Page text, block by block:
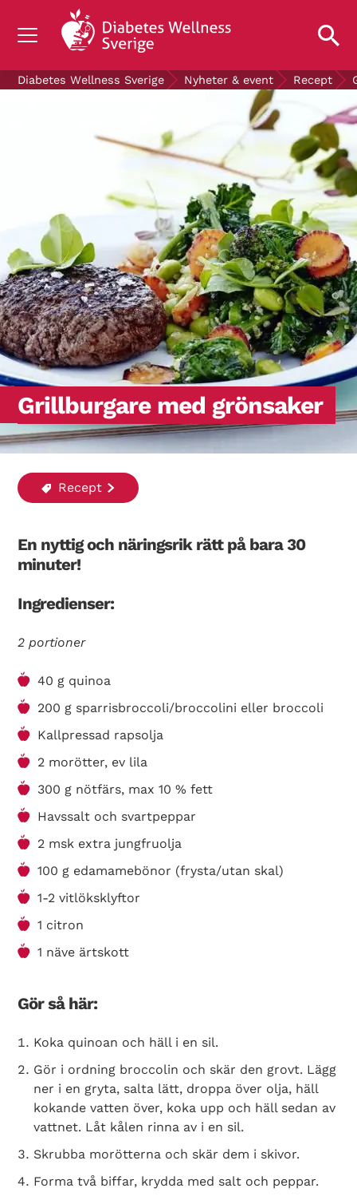
OM DIABETES
GRATIS DIABETESPRODUKTER
Blodsockerkollen
Diabetes Wellness Sverige Nyheter & event Recept
Grillburgare med grönsaker
Recept
En nyttig och näringsrik rätt på bara 30
minuter!
Ingredienser:
2 portioner
40 g quinoa
200 g sparrisbroccoli/broccolini eller broccoli
Kallpressad rapsolja
2 morötter, ev lila
300 g nötfärs, max 10 % fett
Havssalt och svartpeppar
2 msk extra jungfruolja
100 g edamamebönor (frysta/utan skal)
1-2 vitlöksklyftor
1 citron
1 näve ärtskott
Gör så här:
Koka quinoan och häll i en sil.
Gör i ordning broccolin och skär den grovt. Lägg
ner i en gryta, salta lätt, droppa över olja, häll
kokande vatten över, koka upp och häll sedan av
vattnet. Låt kålen rinna av i en sil.
Skrubba morötterna och skär dem i skivor.
Forma två biffar, krydda med salt och peppar.